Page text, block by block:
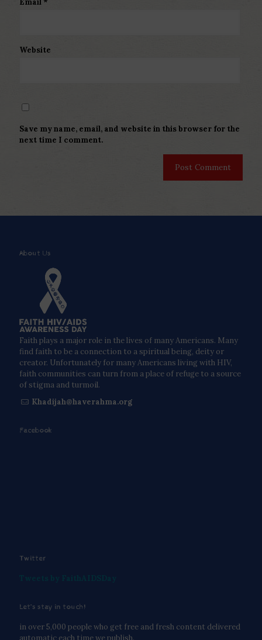
Email *
Website
Save my name, email, and website in this browser for the
next time I comment.
About Us
Faith plays a major role in the lives of many Americans. Many
find faith to be a connection to a spiritual being, deity or
creator. Unfortunately for many Americans living with HIV,
faith communities can turn from a place of refuge to a source
of stigma and turmoil.
Khadijah@haverahma.org
Facebook
Twitter
Let’s stay in touch!
in over 5,000 people who get free and fresh content delivered
automatic each time we publish.